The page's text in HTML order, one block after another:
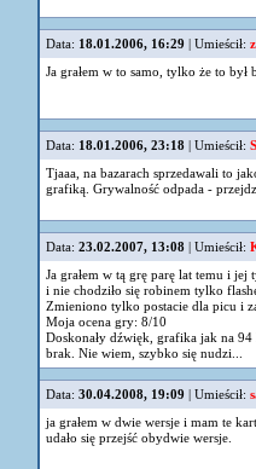
Data: 18.01.2006, 16:29 | Umieścił:
Ja grałem w to samo, tylko że to był
Data: 18.01.2006, 23:18 | Umieścił:
Tjaaa, na bazarach sprzedawali to
grafiką. Grywalność odpada -
Data: 23.02.2007, 13:08 | Umieścił:
Ja grałem w tą grę parę lat temu i
i nie chodziło się robinem tylko
Zmieniono tylko postacie dla picu i
Moja ocena gry: 8/10
Doskonały dźwięk, grafika jak na
brak. Nie wiem, szybko się nudzi...
Data: 30.04.2008, 19:09 | Umieścił:
ja grałem w dwie wersje i mam te
udało się przejść obydwie wersje.